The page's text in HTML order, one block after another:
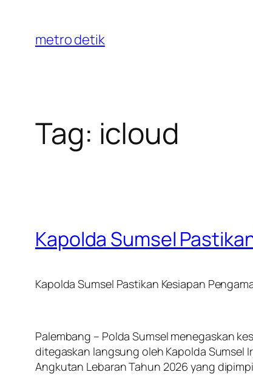
content
metro detik
Tag: icloud
Kapolda Sumsel
Kapolda Sumsel Pastikan Kesiapan
Palembang – Polda Sumsel menegaskan
ditegaskan langsung oleh Kapolda Sumsel
Angkutan Lebaran Tahun 2026 yang